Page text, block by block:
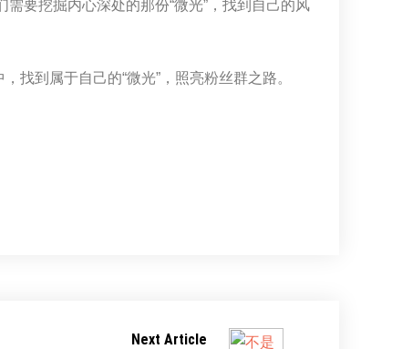
需要挖掘内心深处的那份“微光”，找到自己的风
找到属于自己的“微光”，照亮粉丝群之路。
Next Article